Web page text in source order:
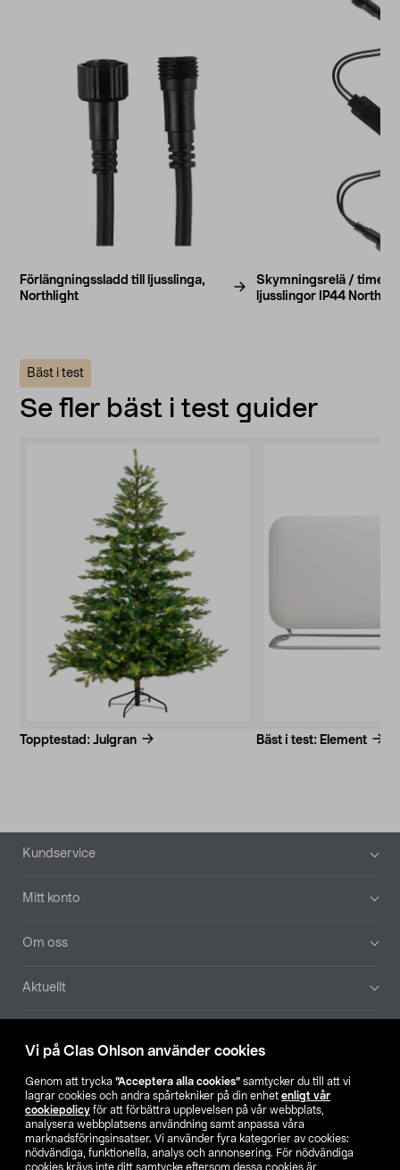
Vi på Clas Ohlson använder cookies
Genom att trycka ”Acceptera alla cookies” samtycker du till att vi
lagrar cookies och andra spårtekniker på din enhet enligt vår
cookiepolicy för att förbättra upplevelsen på vår webbplats,
analysera webbplatsens användning samt anpassa våra
marknadsföringsinsatser. Vi använder fyra kategorier av cookies:
nödvändiga, funktionella, analys och annonsering. För nödvändiga
cookies krävs inte ditt samtycke eftersom dessa cookies är
Förlängningssladd till ljusslinga,
Northlight
Skymningsrelä / timer
ljusslingor IP44
Bäst i test
Se fler bäst i test guider
Topptestad: Julgran Bäst i test: Element
Sidfot
Kundservice
Mitt konto
Om oss
Aktuellt
Hitta butik
SE NO FI